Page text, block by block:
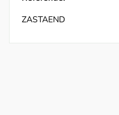
ZASTAEND